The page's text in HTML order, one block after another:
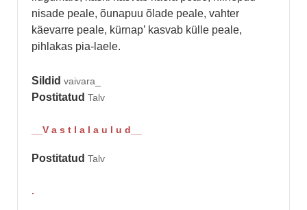
nisade peale, õunapuu õlade peale, vahter
käevarre peale, kürnap’ kasvab külle peale,
pihlakas pia-laele.
Sildid vaivara_
Postitatud Talv
__V a s t l a l a u l u d__
Postitatud Talv
.